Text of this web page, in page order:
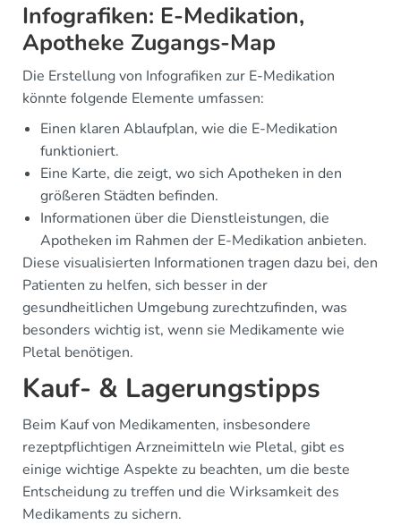
Infografiken: E-Medikation,
Apotheke Zugangs-Map
Die Erstellung von Infografiken zur E-Medikation
könnte folgende Elemente umfassen:
Einen klaren Ablaufplan, wie die E-Medikation
funktioniert.
Eine Karte, die zeigt, wo sich Apotheken in den
größeren Städten befinden.
Informationen über die Dienstleistungen, die
Apotheken im Rahmen der E-Medikation anbieten.
Diese visualisierten Informationen tragen dazu bei, den
Patienten zu helfen, sich besser in der
gesundheitlichen Umgebung zurechtzufinden, was
besonders wichtig ist, wenn sie Medikamente wie
Pletal benötigen.
Kauf- & Lagerungstipps
Beim Kauf von Medikamenten, insbesondere
rezeptpflichtigen Arzneimitteln wie Pletal, gibt es
einige wichtige Aspekte zu beachten, um die beste
Entscheidung zu treffen und die Wirksamkeit des
Medikaments zu sichern.